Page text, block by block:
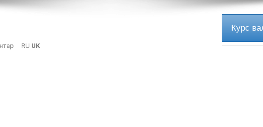
RU UK
Курс